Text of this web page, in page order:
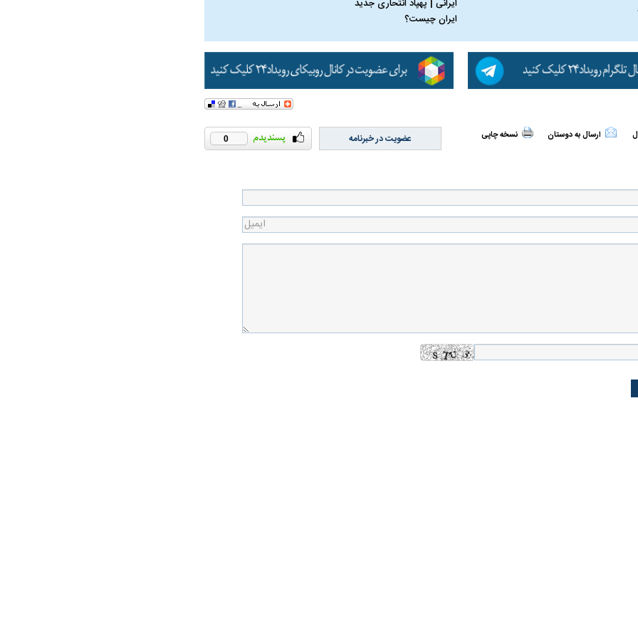
ایرانی | پهپاد انتحاری جدید
ایران چیست؟
ارسال به دوستان نسخه چاپی 0 عضویت در خبرنامه
یک سلسله |
شاه در ایران
ریشه‌های عزاداری ماه محرم در فرهنگ
عزاداری ماه محرم در دوران قاجار چگونه